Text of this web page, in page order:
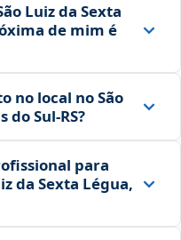
Luiz da Sexta
de mim é
no local no São
Sul‑RS?
para
da Sexta Légua,